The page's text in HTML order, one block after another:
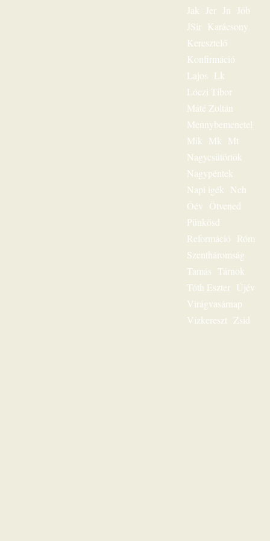
Jak
Jer Jn
Jób
JSir Karácsony
Keresztelő
Konfirmáció
Lajos Lk
Lóczi Tibor
Máté Zoltán
Mennybemenetel
Mik
Mk
Mt
Nagycsütörtök
Nagypéntek
Napi igék
Neh
Óév Ötvened
Pünkösd
Reformáció Róm
Szentháromság
Tamás Tárnok
Tóth Eszter Újév
Virágvasárnap
Vízkereszt Zsid